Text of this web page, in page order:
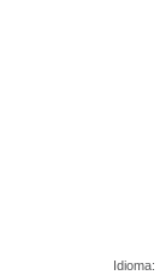
Idioma: